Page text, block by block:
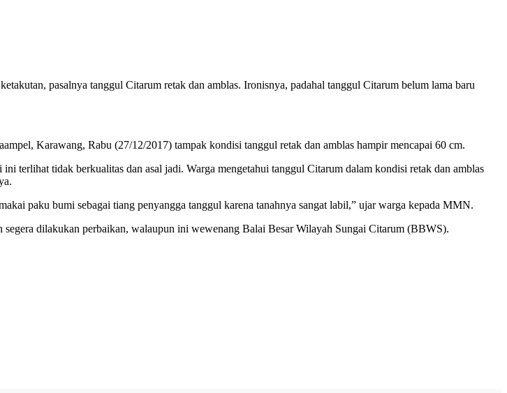
pasalnya tanggul Citarum retak dan amblas. Ironisnya, padahal tanggul Citarum belum lama baru
Karawang, Rabu (27/12/2017) tampak kondisi tanggul retak dan amblas hampir mencapai 60 cm.
terlihat tidak berkualitas dan asal jadi. Warga mengetahui tanggul Citarum dalam kondisi retak dan amblas
paku bumi sebagai tiang penyangga tanggul karena tanahnya sangat labil,” ujar warga kepada MMN.
dilakukan perbaikan, walaupun ini wewenang Balai Besar Wilayah Sungai Citarum (BBWS).